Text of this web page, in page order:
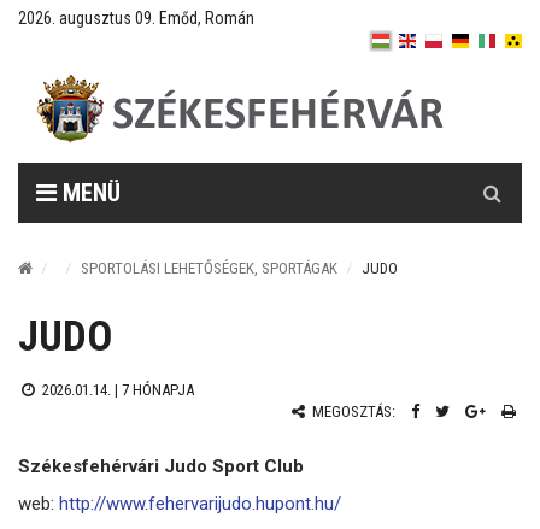
2026. augusztus 09. Emőd, Román
MENÜ
SPORTOLÁSI LEHETŐSÉGEK, SPORTÁGAK JUDO
JUDO
2026.01.14. | 7 HÓNAPJA
MEGOSZTÁS:
Székesfehérvári Judo Sport Club
web: http://www.fehervarijudo.hupont.hu/